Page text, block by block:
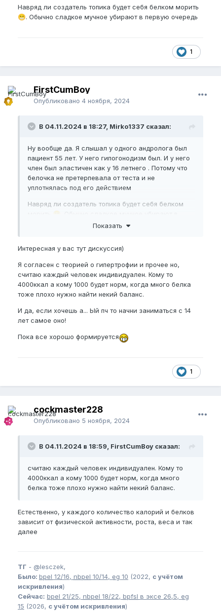
Навряд ли создатель топика будет себя белком морить
😁. Обычно сладкое мучное убирают в первую очередь
1
FirstCumBoy
Опубликовано 4 ноября, 2024
В 04.11.2024 в 18:27, Mirko1337 сказал:
Ну вообще да. Я слышал у одного андролога был
пациент 55 лет. У него гипогонодизм был. И у него
член был эластичен как у 16 летнего . Потому что
белочка не претерпевала от теста и не
уплотнялась под его действием
Навряд ли создатель топика будет себя белком
😁
Показать
Интересная у вас тут дискуссия)
Я согласен с теорией о гипертрофии и прочее но,
считаю каждый человек индивидуален. Кому то
4000ккал а кому 1000 будет норм, когда много белка
тоже плохо нужно найти некий баланс.
И да, если хочешь а... Ый пч то начни заниматься с 14
лет самое оно!
Пока все хорошо формируется
1
cockmaster228
Опубликовано 5 ноября, 2024
В 04.11.2024 в 18:59, FirstCumBoy сказал:
считаю каждый человек индивидуален. Кому то
4000ккал а кому 1000 будет норм, когда много
белка тоже плохо нужно найти некий баланс.
Естественно, у каждого количество калорий и белков
зависит от физической активности, роста, веса и так
далее
ТГ - @lesczek,
Было: bpel 12/16, nbpel 10/14, eg 10 (2022, с учётом
искривления)
Сейчас: bpel 21/25, nbpel 18/22, bpfsl в эксе 26,5, eg
15 (2026, с учётом искривления)